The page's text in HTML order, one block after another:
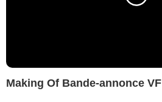
Making Of Bande-annonce VF